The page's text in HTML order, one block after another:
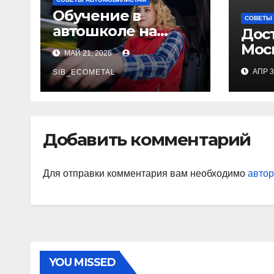
Обучение в
автошколе на
категорию С:
полное
руководство
МАЙ 21, 2026
SIB_ECOMETAL
СОВЕТЫ
АПР
Добавить комментарий
Для отправки комментария вам необходимо
YOU MISSED